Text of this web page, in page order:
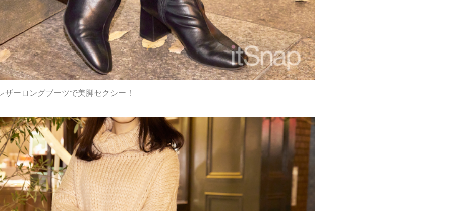
ザーロングブーツで美脚セクシー！